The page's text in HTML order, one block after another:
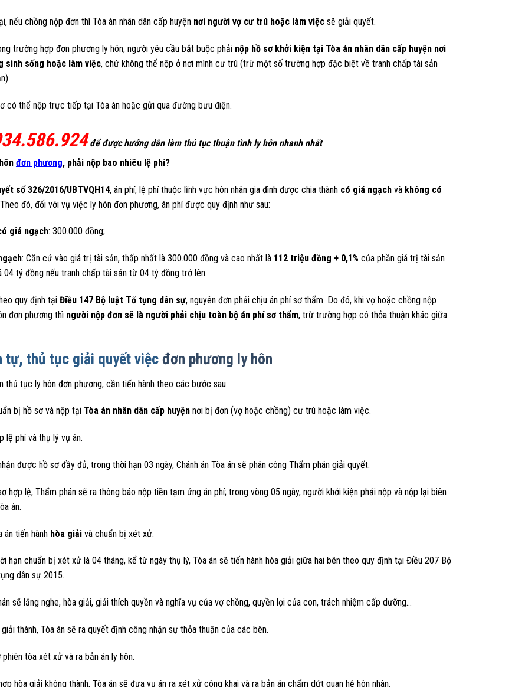
nếu chồng nộp đơn thì Tòa án nhân dân cấp huyện nơi người vợ cư trú hoặc làm việcsẽ giải quyết.
trường hợp đơn phương ly hôn, người yêu cầu bắt buộc phải nộp hồ sơ khởi kiện tại Tòa án nhân dân cấp huyện nơi
sinh sống hoặc làm việc, chứ không thể nộp ở nơi mình cư trú (trừ một số trường hợp đặc biệt về tranh chấp tài sản
có thể nộp trực tiếp tại Tòa án hoặc gửi qua đường bưu điện.
để được hướng dẫn làm thủ tục thuận tình ly hôn nhanh nhất
đơn phương, phải nộp bao nhiêu lệ phí?
số 326/2016/UBTVQH14, án phí, lệ phí thuộc lĩnh vực hôn nhân gia đình được chia thành có giá ngạch và không có
đó, đối với vụ việc ly hôn đơn phương, án phí được quy định như sau:
giá ngạch: 300.000 đồng;
: Căn cứ vào giá trị tài sản, thấp nhất là 300.000 đồng và cao nhất là 112 triệu đồng + 0,1% của phần giá trị tài sản
04 tỷ đồng nếu tranh chấp tài sản từ 04 tỷ đồng trở lên.
quy định tại Điều 147 Bộ luật Tố tụng dân sự, nguyên đơn phải chịu án phí sơ thẩm. Do đó, khi vợ hoặc chồng nộp
đơn phương thì người nộp đơn sẽ là người phải chịu toàn bộ án phí sơ thẩm, trừ trường hợp có thỏa thuận khác giữa
tự, thủ tục giải quyết việc đơn phương ly hôn
thủ tục ly hôn đơn phương, cần tiến hành theo các bước sau:
bị hồ sơ và nộp tại Tòa án nhân dân cấp huyện nơi bị đơn (vợ hoặc chồng) cư trú hoặc làm việc.
lệ phí và thụ lý vụ án.
được hồ sơ đầy đủ, trong thời hạn 03 ngày, Chánh án Tòa án sẽ phân công Thẩm phán giải quyết.
hợp lệ, Thẩm phán sẽ ra thông báo nộp tiền tạm ứng án phí; trong vòng 05 ngày, người khởi kiện phải nộp và nộp lại biên
án.
án tiến hành hòa giải và chuẩn bị xét xử.
hạn chuẩn bị xét xử là 04 tháng, kể từ ngày thụ lý, Tòa án sẽ tiến hành hòa giải giữa hai bên theo quy định tại Điều 207 Bộ
dân sự 2015.
sẽ lắng nghe, hòa giải, giải thích quyền và nghĩa vụ của vợ chồng, quyền lợi của con, trách nhiệm cấp dưỡng…
giải thành, Tòa án sẽ ra quyết định công nhận sự thỏa thuận của các bên.
phiên tòa xét xử và ra bản án ly hôn.
hòa giải không thành, Tòa án sẽ đưa vụ án ra xét xử công khai và ra bản án chấm dứt quan hệ hôn nhân.